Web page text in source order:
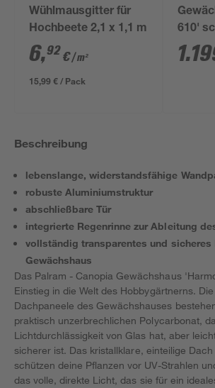
Wühlmausgitter für
Hochbeete 2,1 x 1,1 m
6,92€/ m²
15,99 € / Pack
610'
312,6
Beschreibung
lebenslange, widerstandsfähige
robuste Aluminiumstruktur
abschließbare Tür
integrierte Regenrinne zur Ableitung
vollständig transparentes und sicheres
Gewächshaus
Das Palram - Canopia Gewächshaus
Einstieg in die Welt des Hobbygärtnerns.
Dachpaneele des Gewächshauses
praktisch unzerbrechlichen Polycarbonat,
Lichtdurchlässigkeit von Glas hat, aber
sicherer ist. Das kristallklare, einteilige
schützen deine Pflanzen vor UV-Strahlen
das volle, direkte Licht, das sie für ein